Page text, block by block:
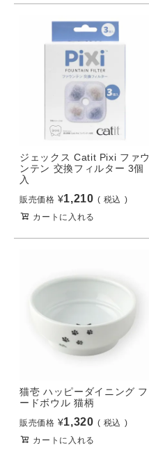
ジェックス Catit Pixi ファウ
ンテン 交換フィルター 3個
入
販売価格 ¥1,210
税込
カートに入れる
猫壱 ハッピーダイニング フ
ードボウル 猫柄
販売価格 ¥1,320
税込
カートに入れる